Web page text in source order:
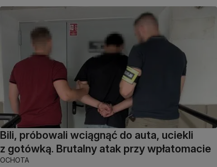
Bili, próbowali wciągnąć do auta, uciekli
z gotówką. Brutalny atak przy wpłatomacie
OCHOTA